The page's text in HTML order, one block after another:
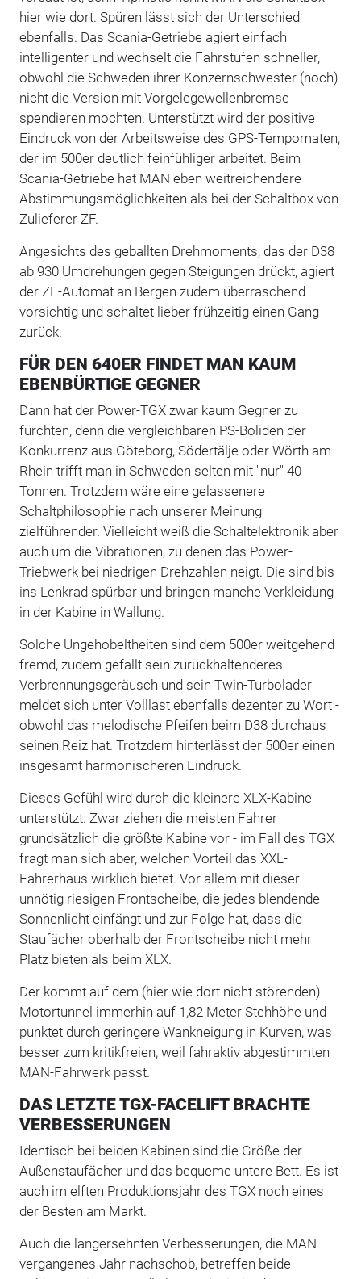
hier wie dort. Spüren lässt sich der Unterschied
ebenfalls. Das Scania-Getriebe agiert einfach
intelligenter und wechselt die Fahrstufen schneller,
obwohl die Schweden ihrer Konzernschwester (noch)
nicht die Version mit Vorgelegewellenbremse
spendieren mochten. Unterstützt wird der positive
Eindruck von der Arbeitsweise des GPS-Tempomaten,
der im 500er deutlich feinfühliger arbeitet. Beim
Scania-Getriebe hat MAN eben weitreichendere
Abstimmungsmöglichkeiten als bei der Schaltbox von
Zulieferer ZF.
Angesichts des geballten Drehmoments, das der D38
ab 930 Umdrehungen gegen Steigungen drückt, agiert
der ZF-Automat an Bergen zudem überraschend
vorsichtig und schaltet lieber frühzeitig einen Gang
zurück.
FÜR DEN 640ER FINDET MAN KAUM
EBENBÜRTIGE GEGNER
Dann hat der Power-TGX zwar kaum Gegner zu
fürchten, denn die vergleichbaren PS-Boliden der
Konkurrenz aus Göteborg, Södertälje oder Wörth am
Rhein trifft man in Schweden selten mit "nur" 40
Tonnen. Trotzdem wäre eine gelassenere
Schaltphilosophie nach unserer Meinung
zielführender. Vielleicht weiß die Schaltelektronik aber
auch um die Vibrationen, zu denen das Power-
Triebwerk bei niedrigen Drehzahlen neigt. Die sind bis
ins Lenkrad spürbar und bringen manche Verkleidung
in der Kabine in Wallung.
Solche Ungehobeltheiten sind dem 500er weitgehend
fremd, zudem gefällt sein zurückhaltenderes
Verbrennungsgeräusch und sein Twin-Turbolader
meldet sich unter Volllast ebenfalls dezenter zu Wort -
obwohl das melodische Pfeifen beim D38 durchaus
seinen Reiz hat. Trotzdem hinterlässt der 500er einen
insgesamt harmonischeren Eindruck.
Dieses Gefühl wird durch die kleinere XLX-Kabine
unterstützt. Zwar ziehen die meisten Fahrer
grundsätzlich die größte Kabine vor - im Fall des TGX
fragt man sich aber, welchen Vorteil das XXL-
Fahrerhaus wirklich bietet. Vor allem mit dieser
unnötig riesigen Frontscheibe, die jedes blendende
Sonnenlicht einfängt und zur Folge hat, dass die
Staufächer oberhalb der Frontscheibe nicht mehr
Platz bieten als beim XLX.
Der kommt auf dem (hier wie dort nicht störenden)
Motortunnel immerhin auf 1,82 Meter Stehhöhe und
punktet durch geringere Wankneigung in Kurven, was
besser zum kritikfreien, weil fahraktiv abgestimmten
MAN-Fahrwerk passt.
DAS LETZTE TGX-FACELIFT BRACHTE
VERBESSERUNGEN
Identisch bei beiden Kabinen sind die Größe der
Außenstaufächer und das bequeme untere Bett. Es ist
auch im elften Produktionsjahr des TGX noch eines
der Besten am Markt.
Auch die langersehnten Verbesserungen, die MAN
vergangenes Jahr nachschob, betreffen beide